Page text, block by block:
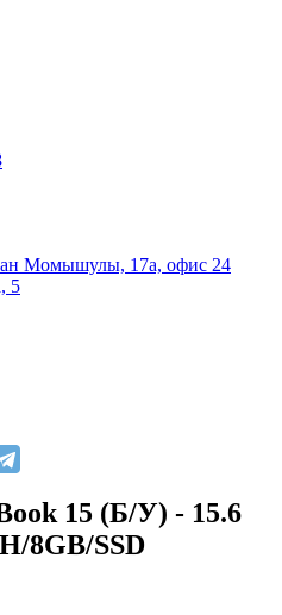
Момышулы, 17а, офис 24
5
15 (Б/У) - 15.6
8GB/SSD